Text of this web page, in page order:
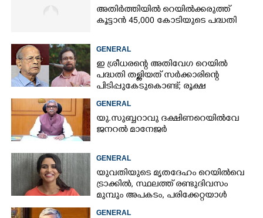
അതിർത്തിയിൽ റെയിൽക്കരുത്ത്
കൂട്ടാൻ 45,000 കോടിയുടെ പദ്ധതി
GENERAL
ഇ ശ്രീധരന്റെ അതിവേഗ റെയിൽ
പദ്ധതി തള്ളിയത് സർക്കാരിന്റെ
പിടിപ്പുകേടുകൊണ്ട്; രൂക്ഷ
വിമർശനവുമായി ജോൺ ബ്രിട്ടാസ്
GENERAL
യു.സുബ്ബറാവു ദക്ഷിണറെയിൽവേ
ജനറൽ മാനേജർ
GENERAL
യുവതിയുടെ മൃതദേഹം റെയിൽവെ
ട്രാക്കിൽ, സ്ഥലത്ത് രണ്ടുദിവസം
മുമ്പും അപകടം, പരിക്കേറ്റയാൾ
ചികിത്സയിൽ
GENERAL